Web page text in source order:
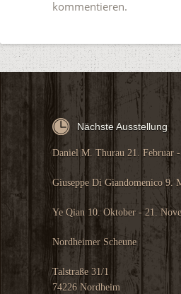
kommentieren.
Nächste Ausstellung
Daniel M. Thurau 21. Februar
Giuseppe Di Giandomenico 9.
Ye Qian 10. Oktober - 21.
Nordheimer Scheune
Talstraße 31/1
74226 Nordheim